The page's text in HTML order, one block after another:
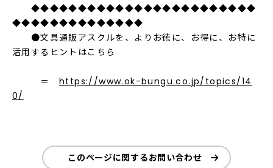
◆◆◆◆◆◆◆◆◆◆◆◆◆◆◆◆◆◆◆◆◆◆◆◆
◆◆◆◆◆◆◆◆◆◆◆◆◆◆
●文具通販アスクルを、よりお徳に、お得に、お特に
活用するヒントはこちら
＝ https://www.ok-bungu.co.jp/topics/14
0/
このページに関するお問い合わせ